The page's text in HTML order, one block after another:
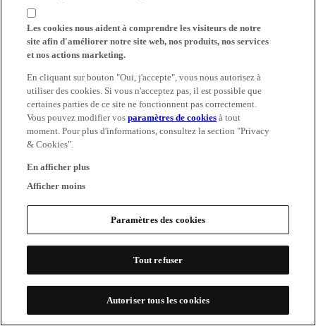
Les cookies nous aident à comprendre les visiteurs de notre
site afin d'améliorer notre site web, nos produits, nos services
et nos actions marketing.
En cliquant sur bouton "Oui, j'accepte", vous nous autorisez à
utiliser des cookies. Si vous n'acceptez pas, il est possible que
certaines parties de ce site ne fonctionnent pas correctement.
Vous pouvez modifier vosparamètres de cookies à tout
moment. Pour plus d'informations, consultez la section "Privacy
& Cookies".
En afficher plus
Afficher moins
Paramètres des cookies
Tout refuser
Autoriser tous les cookies